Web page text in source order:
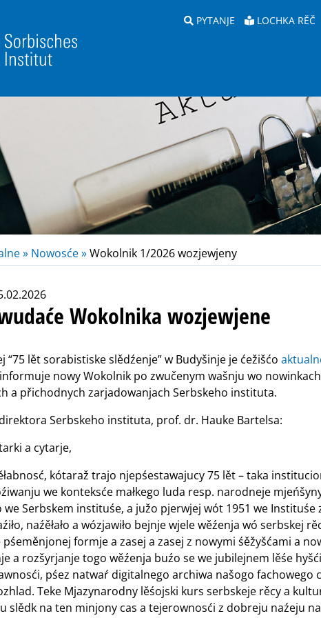
PYTANJE LOCHKA RĚČ
» Nowosće »Wokolnik 1/2026 wozjewjeny
Wokolnika wozjewjene
“75 lět sorabistiske slědźenje” w Budyšinje je ćežišćo
nowy Wokolnik po zwučenym wašnju wo
a přichodnych zarjadowanjach Serbskeho instituta.
Serbskeho instituta, prof. dr. Hauke Bartelsa:
a cytarje,
kótaraž trajo njepśestawajucy 75 lět – taka
we konteksće małkego luda resp. narodneje
we Serbskem instituśe, a južo pjerwjej wót 1951 we Instituśe
naźěłało a wózjawiło bejnje wjele wěźenja wó serbskej
pśeměnjonej formje a zasej a zasej z nowymi śěžyšćami a
a rozšyrjanje togo wěźenja buźo se we jubilejnem lěśe
pśez natwaŕ digitalnego archiwa našogo fachowego
Teke Mjazynarodny lěśojski kurs serbskeje rěcy a
slědk na ten minjony cas a tejerownosći z dobreju naźeju